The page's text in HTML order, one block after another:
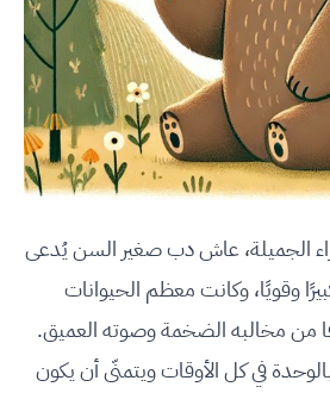
الجميلة، عاش دب صغير السن يُدعى
وقويًا، وكانت معظم الحيوانات
من مخالبه الضخمة وصوته العميق.
في كل الأوقات ويتمنّى أن يكون